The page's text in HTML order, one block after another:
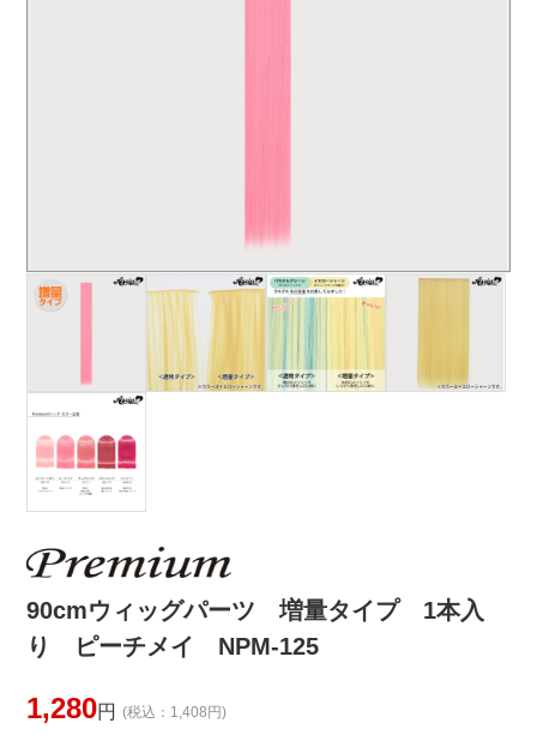
90cmウィッグパーツ 増量タイプ 1本入
り ピーチメイ NPM-125
1,280円 (税込：1,408円)